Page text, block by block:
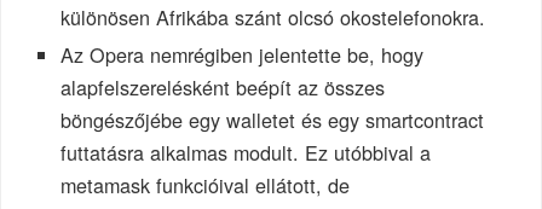
különösen Afrikába szánt olcsó okostelefonokra.
Az Opera nemrégiben jelentette be, hogy
alapfelszerelésként beépít az összes
böngészőjébe egy walletet és egy smartcontract
futtatásra alkalmas modult. Ez utóbbival a
metamask funkcióival ellátott, de